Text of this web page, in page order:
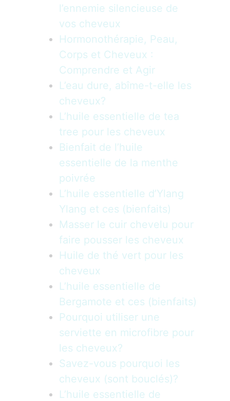
l’ennemie silencieuse de
vos cheveux
Hormonothérapie, Peau,
Corps et Cheveux :
Comprendre et Agir
L’eau dure, abîme-t-elle les
cheveux?
L’huile essentielle de tea
tree pour les cheveux
Bienfait de l’huile
essentielle de la menthe
poivrée
L’huile essentielle d’Ylang
Ylang et ces (bienfaits)
Masser le cuir chevelu pour
faire pousser les cheveux
Huile de thé vert pour les
cheveux
L’huile essentielle de
Bergamote et ces (bienfaits)
Pourquoi utiliser une
serviette en microfibre pour
les cheveux?
Savez-vous pourquoi les
cheveux (sont bouclés)?
L’huile essentielle de